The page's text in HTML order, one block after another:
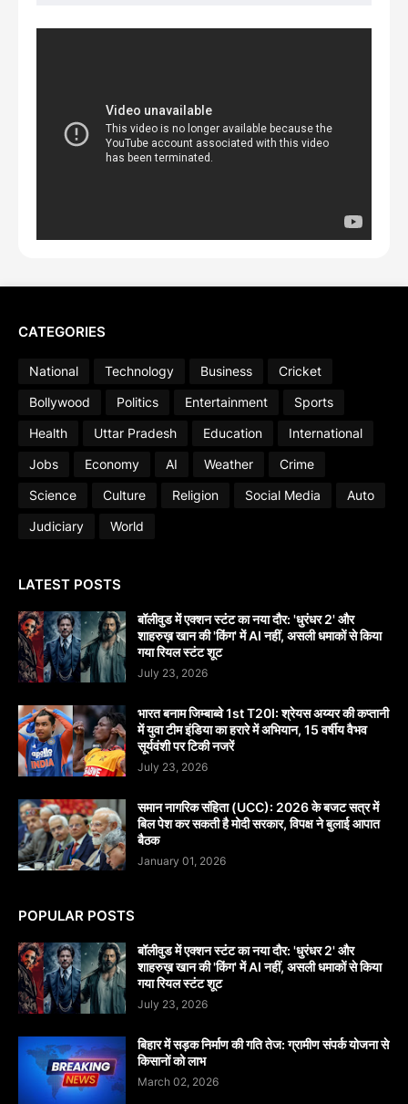
CATEGORIES
National Technology Business
Cricket
Bollywood
Politics Entertainment
Sports
Health
Uttar Pradesh Education
International
Jobs
Economy AI Weather
Crime
Science
Culture Religion Social Media
Auto
Judiciary
World
LATEST POSTS
बॉलीवुड में एक्शन स्टंट का नया दौर: 'धुरंधर 2' और
शाहरुख़ खान की 'किंग' में AI नहीं, असली धमाकों से किया
गया रियल स्टंट शूट
July 23, 2026
भारत बनाम जिम्बाब्वे 1st T20I: श्रेयस अय्यर की कप्तानी
में युवा टीम इंडिया का हरारे में अभियान, 15 वर्षीय वैभव
सूर्यवंशी पर टिकी नजरें
July 23, 2026
समान नागरिक संहिता (UCC): 2026 के बजट सत्र में
बिल पेश कर सकती है मोदी सरकार, विपक्ष ने बुलाई आपात
बैठक
January 01, 2026
POPULAR POSTS
बॉलीवुड में एक्शन स्टंट का नया दौर: 'धुरंधर 2' और
शाहरुख़ खान की 'किंग' में AI नहीं, असली धमाकों से किया
गया रियल स्टंट शूट
July 23, 2026
बिहार में सड़क निर्माण की गति तेज: ग्रामीण संपर्क योजना से
किसानों को लाभ
March 02, 2026